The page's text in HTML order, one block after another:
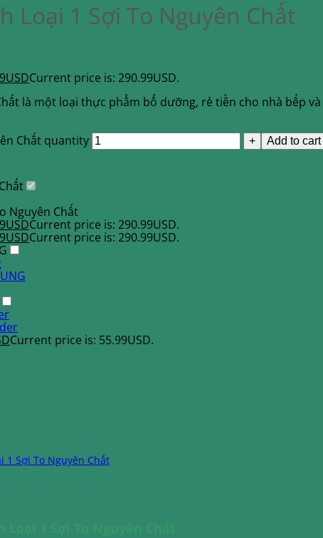
Loại 1 Sợi To Nguyên Chất
USDCurrent price is: 290.99USD.
là một loại thực phẩm bổ dưỡng, rẻ tiền cho nhà bếp
Chất quantity
Add to cart
Nguyên Chất
USDCurrent price is: 290.99USD.
USDCurrent price is: 290.99USD.
Current price is: 55.99USD.
1 Sợi To Nguyên Chất